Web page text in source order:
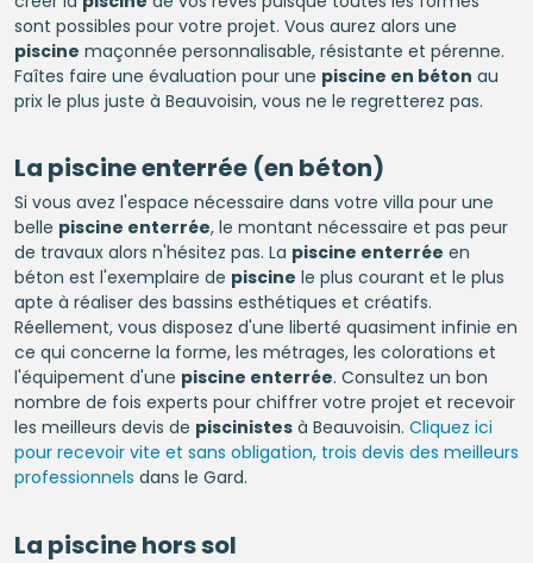
sont possibles pour votre projet. Vous aurez alors une
piscine maçonnée personnalisable, résistante et pérenne.
Faîtes faire une évaluation pour une piscine en béton au
prix le plus juste à Beauvoisin, vous ne le regretterez pas.
La piscine enterrée(en béton)
Si vous avez l'espace nécessaire dans votre villa pour une
belle piscine enterrée, le montant nécessaire et pas peur
de travaux alors n'hésitez pas. La piscine enterrée en
béton est l'exemplaire de piscine le plus courant et le plus
apte à réaliser des bassins esthétiques et créatifs.
Réellement, vous disposez d'une liberté quasiment infinie en
ce qui concerne la forme, les métrages, les colorations et
l'équipement d'une piscine enterrée. Consultez un bon
nombre de fois experts pour chiffrer votre projet et recevoir
les meilleurs devis de piscinistesà Beauvoisin. Cliquez ici
pour recevoir vite et sans obligation, trois devis des meilleurs
professionnels dans le Gard.
La piscinehors sol